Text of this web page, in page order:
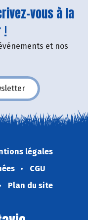
vous à la
!
et nos
légales
CGU
Plan du site